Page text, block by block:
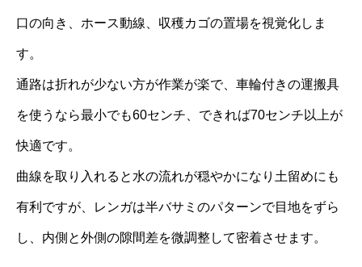
口の向き、ホース動線、収穫カゴの置場を視覚化しま
す。
通路は折れが少ない方が作業が楽で、車輪付きの運搬具
を使うなら最小でも60センチ、できれば70センチ以上が
快適です。
曲線を取り入れると水の流れが穏やかになり土留めにも
有利ですが、レンガは半バサミのパターンで目地をずら
し、内側と外側の隙間差を微調整して密着させます。